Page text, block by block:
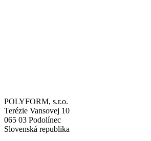
POLYFORM, s.r.o.
Terézie Vansovej 10
065 03 Podolínec
Slovenská republika